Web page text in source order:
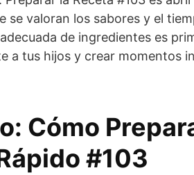
se valoran los sabores y el
de ingredientes es
a tus hijos y crear momentos
Cómo
#103